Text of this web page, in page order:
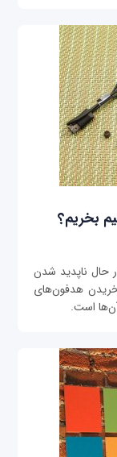
بخریم؟
حال ناپدید شدن
هدفون‌های
است.